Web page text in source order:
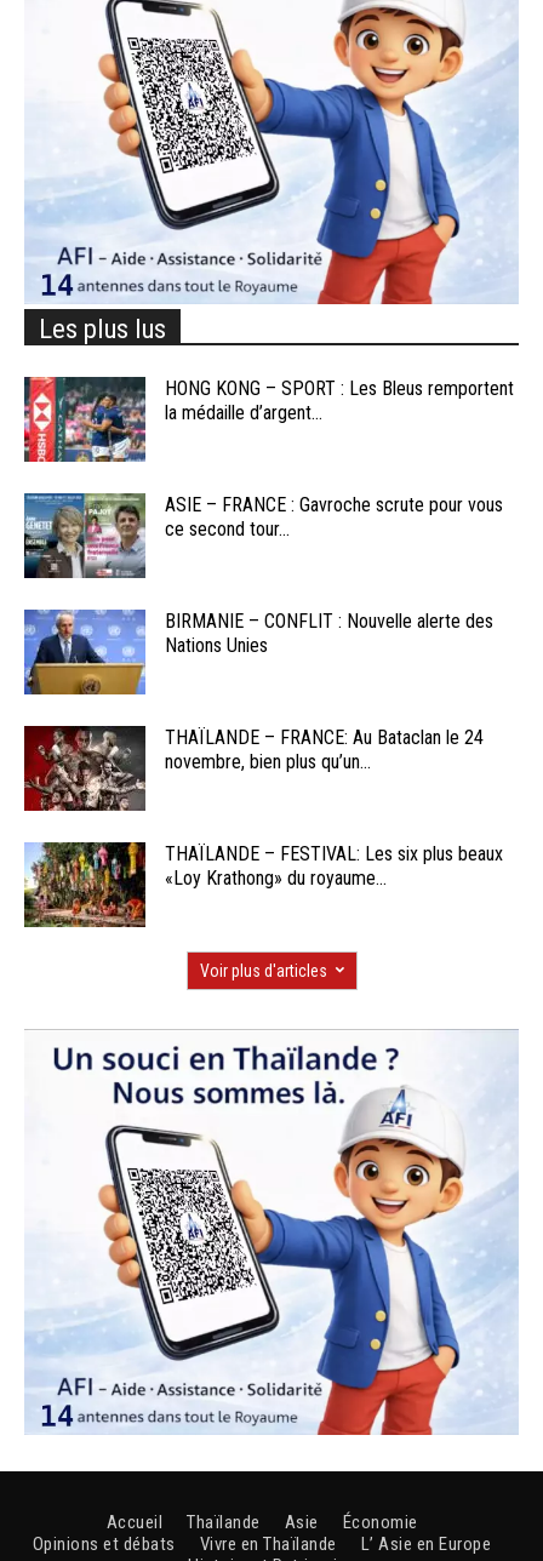
Les plus lus
HONG KONG – SPORT : Les Bleus remportent
la médaille d’argent...
ASIE – FRANCE : Gavroche scrute pour vous
ce second tour...
BIRMANIE – CONFLIT : Nouvelle alerte des
Nations Unies
THAÏLANDE – FRANCE: Au Bataclan le 24
novembre, bien plus qu’un...
THAÏLANDE – FESTIVAL: Les six plus beaux
«Loy Krathong» du royaume...
Voir plus d'articles
Accueil Thaïlande Asie
Économie
Opinions et débats
Vivre en Thaïlande
L’ Asie en Europe